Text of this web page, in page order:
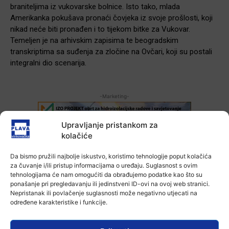
Upravljanje pristankom za
kolačiće
Da bismo pružili najbolje iskustvo, koristimo tehnologije poput kolačića
za čuvanje i/ili pristup informacijama o uređaju. Suglasnost s ovim
tehnologijama će nam omogućiti da obrađujemo podatke kao što su
ponašanje pri pregledavanju ili jedinstveni ID-ovi na ovoj web stranici.
Nepristanak ili povlačenje suglasnosti može negativno utjecati na
određene karakteristike i funkcije.
braniteljima iz vukovarske bolnice. Isto tako, mlada
Amerikanka pokušava pronaći čovjeka iz svoje prošlosti, koji
nikad neće biti pronađen i to tijekom bitke za Vukovar.
Temeljen je na arhivskim zapisima te beogradskim
transkriptima sa suđenja za zločine na Ovčari, koji su postali
integralni dio scenarija.
-Marketing-